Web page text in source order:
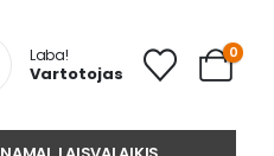
Laba!
Vartotojas
0